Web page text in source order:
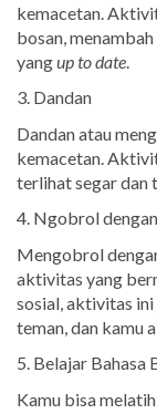
kemacetan.
bosan,
yangup to date.
3. Dandan
Dandan atau
kemacetan.
terlihat segar dan
4. Ngobrol
Mengobrol
aktivitas yang
sosial, aktivitas
teman, dan kamu
5. Belajar Bahasa
Kamu bisa